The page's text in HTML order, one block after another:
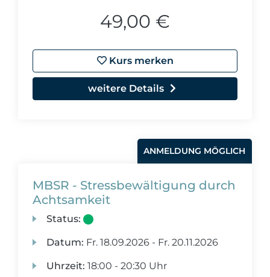
49,00 €
Kurs merken
weitere Details
ANMELDUNG MÖGLICH
MBSR - Stressbewältigung durch
Achtsamkeit
Status:
Datum: Fr. 18.09.2026 - Fr. 20.11.2026
Uhrzeit: 18:00 - 20:30 Uhr